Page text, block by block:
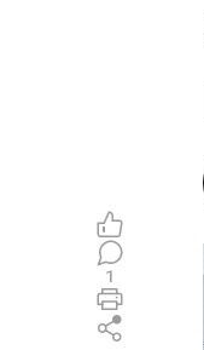
1